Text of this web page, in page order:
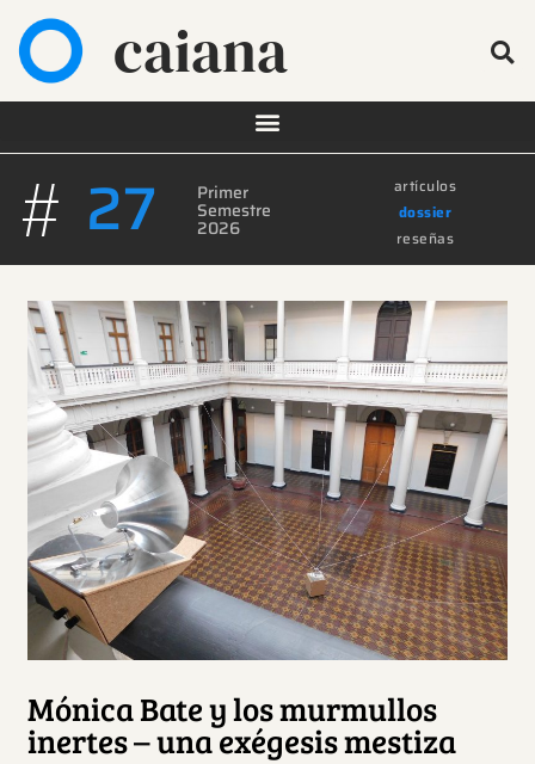
caiana
# 27 Primer
Semestre
2026
artículos
dossier
reseñas
Mónica Bate y los murmullos
inertes – una exégesis mestiza